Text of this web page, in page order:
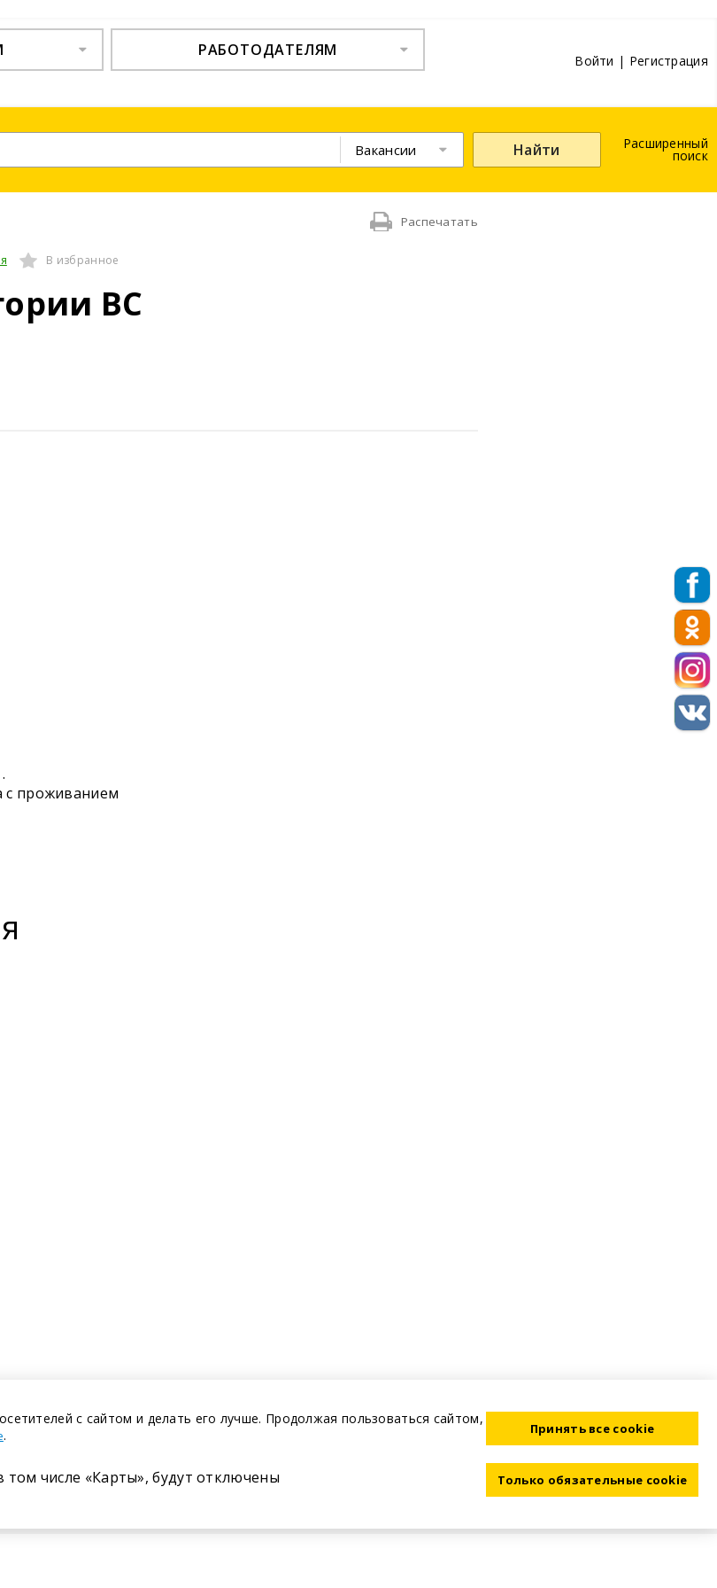
РАБОТОДАТЕЛЯМ
Войти | Регистрация
Вакансии Найти Расширенный
поиск
Распечатать
В избранное
ВС
с проживанием
с сайтом и делать его лучше. Продолжая пользоваться сайтом,
.
том числе «Карты», будут отключены
Принять все cookie
Только обязательные cookie